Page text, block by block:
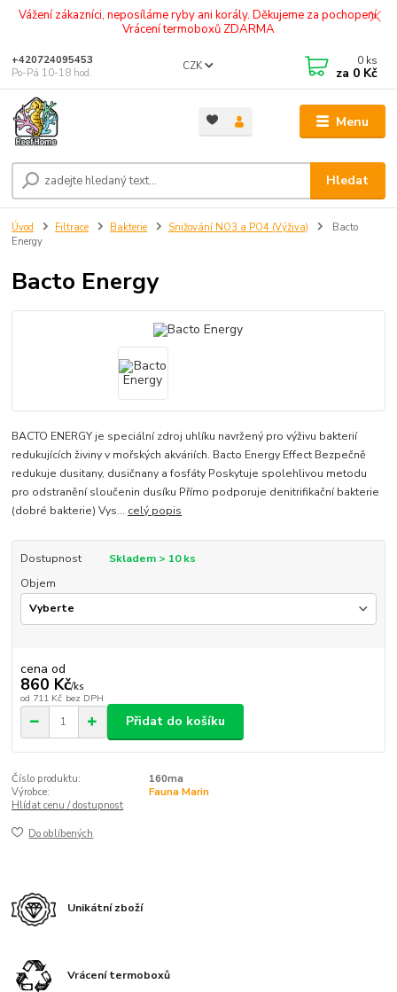
Vážení zákazníci, neposíláme ryby ani korály. Děkujeme za pochopení.
Vrácení termoboxů ZDARMA
Menu
CZK
Hledat
+420724095453
Po-Pá 10-18 hod.
0 ks
za 0 Kč
Úvod Filtrace Bakterie Snižování NO3 a PO4 (Výživa)
Bacto
Energy
Bacto Energy
BACTO ENERGY je speciální zdroj uhlíku navržený pro výživu bakterií
redukujících živiny v mořských akváriích. Bacto Energy Effect Bezpečně
redukuje dusitany, dusičnany a fosfáty Poskytuje spolehlivou metodu
pro odstranění sloučenin dusíku Přímo podporuje denitrifikační bakterie
(dobré bakterie) Vys... celý popis
Dostupnost
Skladem > 10 ks
Objem
cena od
860 Kč/ks
od 711 Kč bez DPH
Přidat do košíku
Číslo produktu:
160ma
Výrobce:
Fauna Marin
Hlídat cenu / dostupnost
Do oblíbených
Unikátní zboží
Vrácení termoboxů